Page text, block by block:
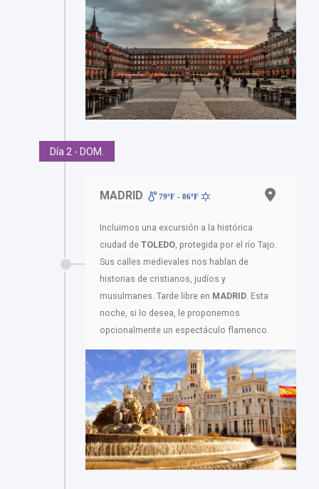
Día 2 - DOM.
MADRID 79ºF - 86ºF
Incluimos una excursión a la histórica
ciudad de TOLEDO, protegida por el río Tajo.
Sus calles medievales nos hablan de
historias de cristianos, judíos y
musulmanes. Tarde libre en MADRID. Esta
noche, si lo desea, le proponemos
opcionalmente un espectáculo flamenco.